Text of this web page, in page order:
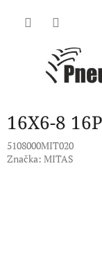
16X6-8
5108000MIT020
Značka: MITAS